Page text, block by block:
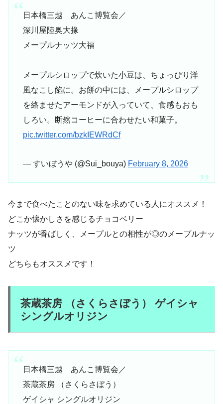
日本橋三越 あんこ博覧会／
深川屋陸奥大掾
メープルナッツ大福
メープルシロップで炊いた小豆は、ちょっぴり洋
風なこし餡に。お餅の中には、メープルシロップ
を絡ませたアーモンドが入っていて、食感もおも
しろい。断然コーヒーに合わせたい和菓子。
pic.twitter.com/bzkIEWRdCf
— すいぼうや (@Sui_bouya) February 8, 2026
今まで食べたことのない味を求めている人にオススメ！
どこか懐かしさを感じるチョコベリー
ナッツが香ばしく、メープルとの相性が◎のメープルナッ
ツ
どちらもオススメです！
茶蔵茶房 （さくらさぼう） ゲイシャ
シングルオリジン
日本橋三越 あんこ博覧会／
茶蔵茶房 （さくらさぼう）
ゲイシャ シングルオリジン